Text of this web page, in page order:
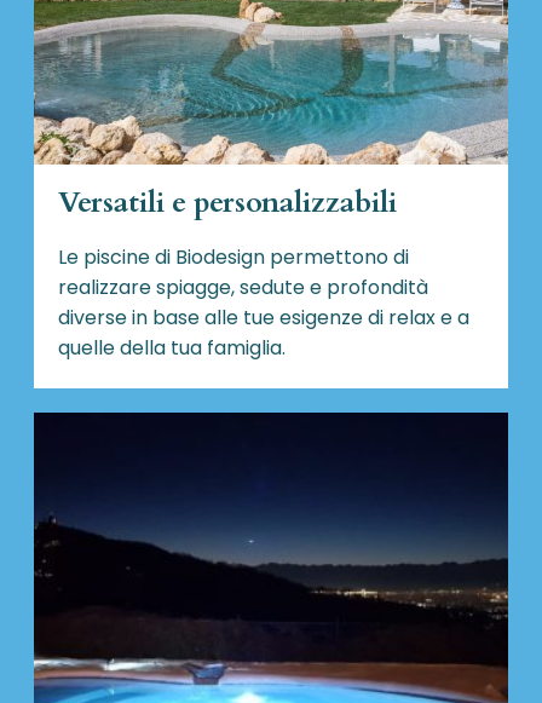
Versatili e personalizzabili
Le piscine di Biodesign permettono di
realizzare spiagge, sedute e profondità
diverse in base alle tue esigenze di relax e a
quelle della tua famiglia.